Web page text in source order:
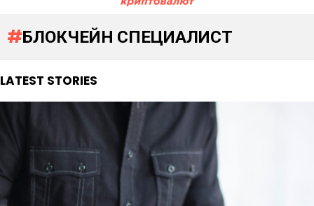
БЛОКЧЕЙН СПЕЦИАЛИСТ
LATEST STORIES